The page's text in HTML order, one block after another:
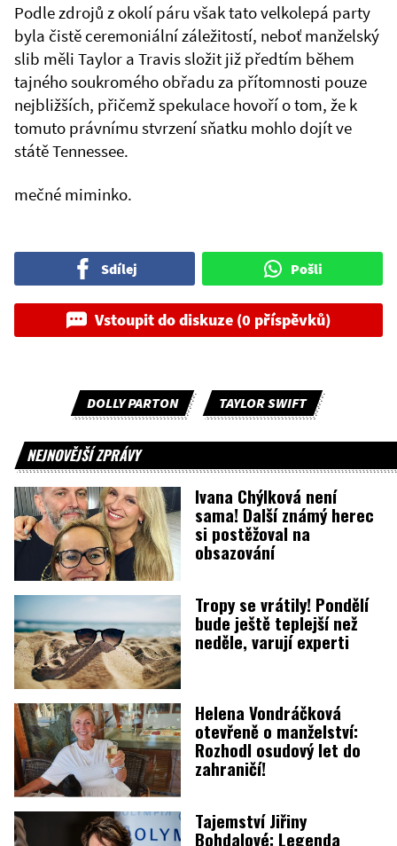
Podle zdrojů z okolí páru však tato velkolepá party
byla čistě ceremoniální záležitostí, neboť manželský
slib měli Taylor a Travis složit již předtím během
tajného soukromého obřadu za přítomnosti pouze
nejbližších, přičemž spekulace hovoří o tom, že k
tomuto právnímu stvrzení sňatku mohlo dojít ve
státě Tennessee.
mečné miminko.
Sdílej Pošli
Vstoupit do diskuze (0 příspěvků)
DOLLY PARTON TAYLOR SWIFT
NEJNOVĚJŠÍ ZPRÁVY
Ivana Chýlková není
sama! Další známý herec
si postěžoval na
obsazování
Tropy se vrátily! Pondělí
bude ještě teplejší než
neděle, varují experti
Helena Vondráčková
otevřeně o manželství:
Rozhodl osudový let do
zahraničí!
Tajemství Jiřiny
Bohdalové: Legenda